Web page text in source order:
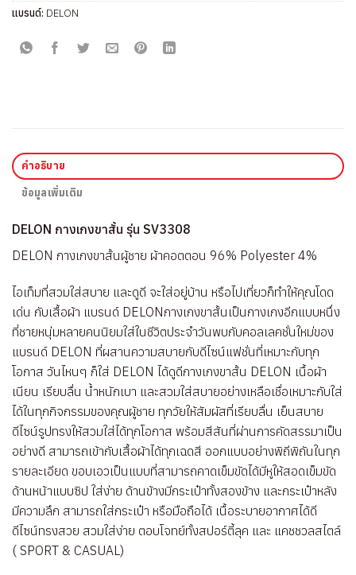
แบรนด์: DELON
คำอธิบาย
ข้อมูลเพิ่มเติม
DELON กางเกงขาสั้น รุ่น SV3308
DELON กางเกงขาสั้นผู้ชาย ผ้าคอตตอน 96% Polyester 4%
ไอเท็มที่สวมใส่สบาย และดูดี จะใส่อยู่บ้าน หรือไปเที่ยวก็ทำให้คุณโดด
เด่น กับเสื้อผ้า แบรนด์ DELONกางเกงขาสั้นเป็นกางเกงอีกแบบหนึ่ง
ที่ชายหนุ่มหลายคนนิยมใส่ในชีวิตประจำวันพบกับคอลเลคชั่นใหม่ของ
แบรนด์ DELON ที่ผสานความสบายกับดีไซน์แฟชั่นที่เหมาะกับทุก
โอกาส วันไหนๆ ก็ใส่ DELON ได้ดูดีกางเกงขาสั้น DELON เนื้อผ้า
เนียน เรียบลื่น น้ำหนักเบา และสวมใส่สบายอย่างเหลือเชื่อเหมาะกับใส่
ได้ในทุกกิจกรรมของคุณผู้ชาย ทุกวัยให้สัมผัสที่เรียบลื่น เย็นสบาย
ดีไซน์รูปทรงให้สวมใส่ได้ทุกโอกาส พร้อมสีสันที่ผ่านการคัดสรรมาเป็น
อย่างดี สามารถเข้ากับเสื้อผ้าได้ทุกเฉดสี ออกแบบอย่างพิถีพิถันในทุก
รายละเอียด ขอบเอวเป็นแบบที่สามารถคาดเข็มขัดได้มีหูให้สอดเข็มขัด
ด้านหน้าแบบซิป ใส่ง่าย ด้านข้างมีกระเป๋าทั้งสองข้าง และกระเป๋าหลัง
มีความลึก สามารถใส่กระเป๋า หรือมือถือได้ เนื้อระบายอากาศได้ดี
ดีไซน์ทรงสวย สวมใส่ง่าย ตอบโจทย์ทั้งสปอร์ตี้ลุค และ แคชชวลสไตล์
( SPORT & CASUAL)